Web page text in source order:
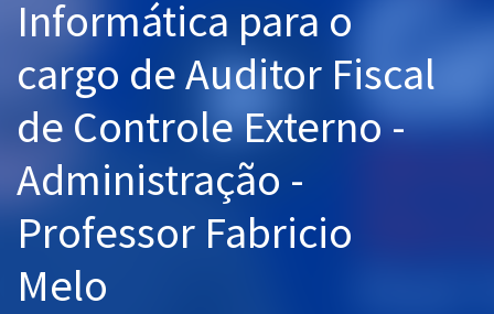
OAB
Questões grátis
Aprovados
Informática para o
cargo de Auditor Fiscal
de Controle Externo -
Administração -
Professor Fabricio
Melo